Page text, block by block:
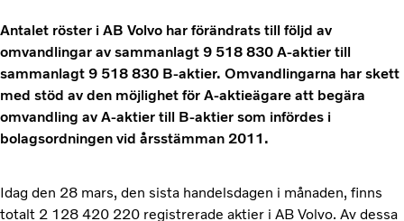
Antalet röster i AB Volvo har förändrats till följd av
omvandlingar av sammanlagt 9 518 830 A-aktier till
sammanlagt 9 518 830 B-aktier. Omvandlingarna har skett
med stöd av den möjlighet för A-aktieägare att begära
omvandling av A-aktier till B-aktier som infördes i
bolagsordningen vid årsstämman 2011.
Idag den 28 mars, den sista handelsdagen i månaden, finns
totalt 2 128 420 220 registrerade aktier i AB Volvo. Av dessa